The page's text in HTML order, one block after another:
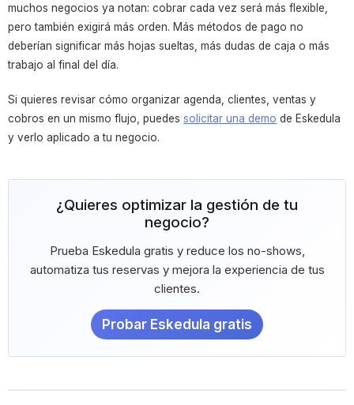
muchos negocios ya notan: cobrar cada vez será más flexible,
pero también exigirá más orden. Más métodos de pago no
deberían significar más hojas sueltas, más dudas de caja o más
trabajo al final del día.
Si quieres revisar cómo organizar agenda, clientes, ventas y
cobros en un mismo flujo, puedessolicitar una demo de Eskedula
y verlo aplicado a tu negocio.
¿Quieres optimizar la gestión de tu
negocio?
Prueba Eskedula gratis y reduce los no-shows,
automatiza tus reservas y mejora la experiencia de tus
clientes.
Probar Eskedula gratis